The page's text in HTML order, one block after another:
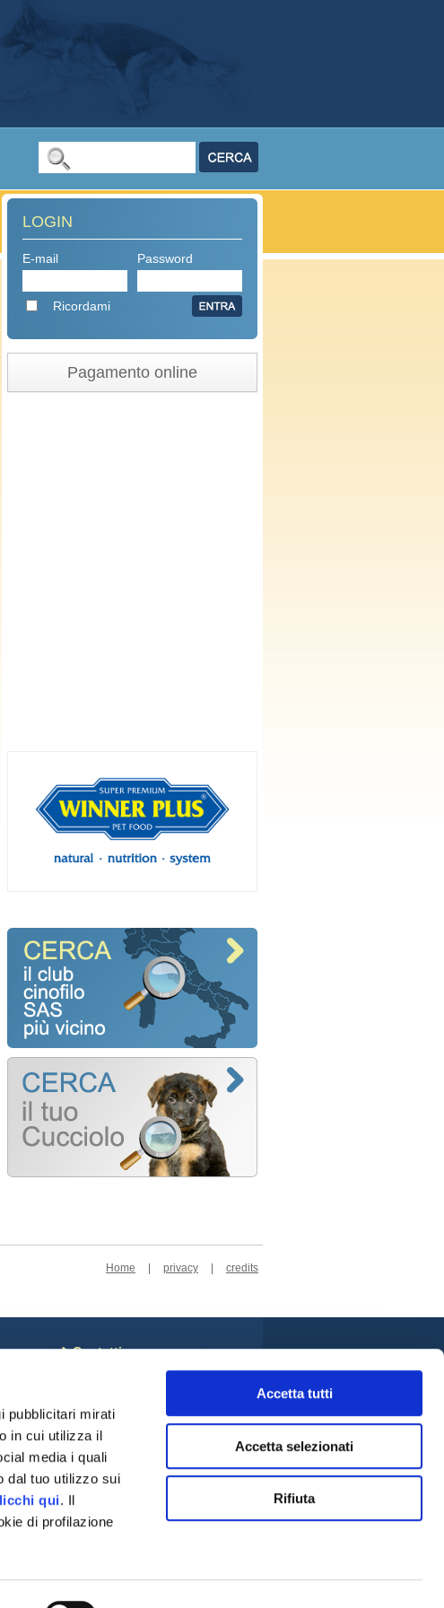
pubblicitari mirati
in cui utilizza il
media i quali
dal tuo utilizzo sui
qui. Il
di profilazione
Accetta tutti
Accetta selezionati
Rifiuta
LOGIN
E-mail Password
Ricordami
Pagamento online
Home privacy credits
Contatti
Privacy Policy
Rivedi le tue scelte sui
cookie
Credits
Social